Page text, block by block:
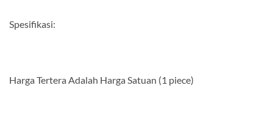
Spesifikasi:
Harga Tertera Adalah Harga Satuan (1 piece)